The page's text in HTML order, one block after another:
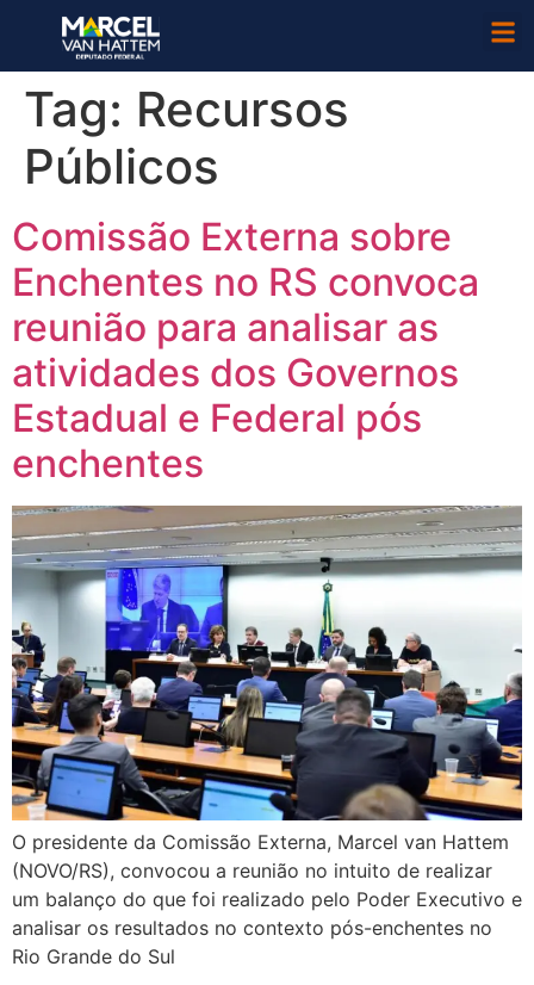
Tag: Recursos
Públicos
Comissão Externa sobre
Enchentes no RS convoca
reunião para analisar as
atividades dos Governos
Estadual e Federal pós
enchentes
O presidente da Comissão Externa, Marcel van Hattem
(NOVO/RS), convocou a reunião no intuito de realizar
um balanço do que foi realizado pelo Poder Executivo e
analisar os resultados no contexto pós-enchentes no
Rio Grande do Sul